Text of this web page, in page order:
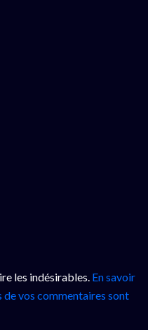
les indésirables. En savoir
de vos commentaires sont